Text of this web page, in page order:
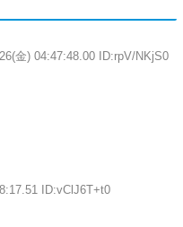
金) 04:47:48.00 ID:rpV/NKjS0
ID:vClJ6T+t0